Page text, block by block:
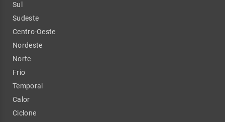
Sul
Sudeste
Centro-Oeste
Nordeste
Norte
Frio
Temporal
Calor
Ciclone